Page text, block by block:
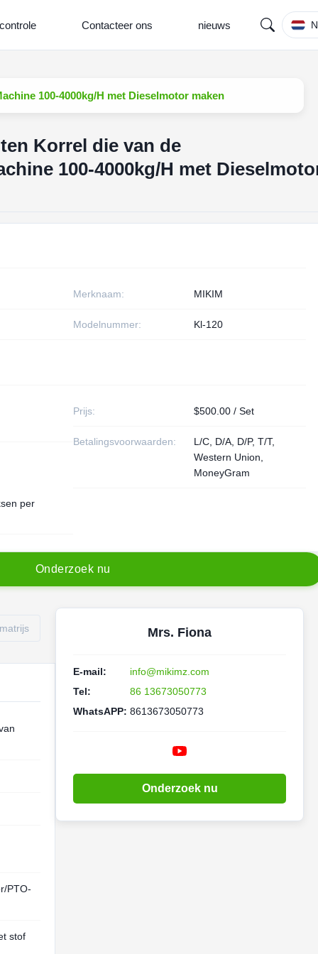
Contacteer ons nieuws
100-4000kg/H met Dieselmotor maken
Korrel die van de
100-4000kg/H met
Merknaam: MIKIM
Modelnummer: Kl-120
Prijs: $500.00 / Set
Betalingsvoorwaarden:
L/C, D/A, D/P, T/T,
Western Union,
MoneyGram
per
Onderzoek nu
PTO-
stof
Mrs. Fiona
E-mail:
info@mikimz.com
Tel:
86 13673050773
WhatsAPP: 8613673050773
Onderzoek nu